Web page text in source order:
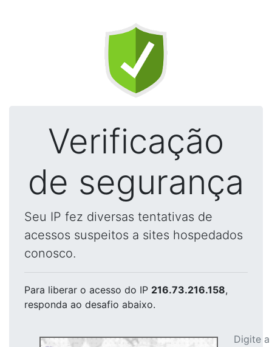
Verificação
de segurança
Seu IP fez diversas tentativas de
acessos suspeitos a sites hospedados
conosco.
Para liberar o acesso do IP 216.73.216.158,
responda ao desafio abaixo.
Digite